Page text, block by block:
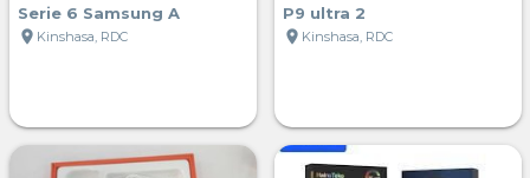
Serie 6 Samsung A
location_on Kinshasa, RDC
P9 ultra 2
location_on Kinshasa, RDC